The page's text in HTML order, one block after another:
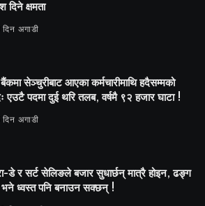
दिने क्षमता
दिन अगाडी
सेञ्चुरीबाट आएका कर्मचारीमाथि हदैसम्मको
एउटै पदमा दुई थरि तलब, वर्षमै ९२ हजार घाटा !
दिन अगाडी
डे र सर्ट सेलिङले बजार सुधार्छन् मात्रै होइन, ढङ्ग
ध्वस्त पनि बनाउन सक्छन् !